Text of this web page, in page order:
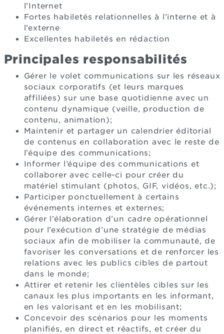
l’Internet
Fortes habiletés relationnelles à l’interne et à
l’externe
Excellentes habiletés en rédaction
Principales responsabilités
Gérer le volet communications sur les réseaux
sociaux corporatifs (et leurs marques
affiliées) sur une base quotidienne avec un
contenu dynamique (veille, production de
contenu, animation);
Maintenir et partager un calendrier éditorial
de contenus en collaboration avec le reste de
l’équipe des communications;
Informer l’équipe des communications et
collaborer avec celle-ci pour créer du
matériel stimulant (photos, GIF, vidéos, etc.);
Participer ponctuellement à certains
événements internes et externes;
Gérer l’élaboration d’un cadre opérationnel
pour l’exécution d’une stratégie de médias
sociaux afin de mobiliser la communauté, de
favoriser les conversations et de renforcer les
relations avec les publics cibles de partout
dans le monde;
Attirer et retenir les clientèles cibles sur les
canaux les plus importants en les informant,
en les valorisant et en les mobilisant;
Concevoir des scénarios pour les moments
planifiés, en direct et réactifs, et créer du